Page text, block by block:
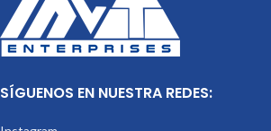
SÍGUENOS EN NUESTRA REDES: